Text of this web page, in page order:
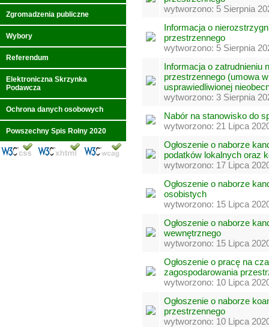
Zgromadzenia publiczne
Wybory
Referendum
Elektroniczna Skrzynka
Podawcza
Ochrona danych osobowych
Powszechny Spis Rolny 2020
wytworzono: 5 Sierpnia
Informacja o
przestrzennego
wytworzono: 5 Sierpnia
Informacja o zatrudnieniu
przestrzennego (umowa
usprawiedliwionej
wytworzono: 3 Sierpnia
Nabór na stanowisko do
wytworzono: 21 Lipca
Ogłoszenie o naborze
podatków lokalnych oraz
wytworzono: 17 Lipca
Ogłoszenie o naborze
osobistych
wytworzono: 15 Lipca
Ogłoszenie o naborze
wewnętrznego
wytworzono: 15 Lipca
Ogłoszenie o pracę na
zagospodarowania
wytworzono: 10 Lipca
Ogłoszenie o naborze
przestrzennego
wytworzono: 10 Lipca